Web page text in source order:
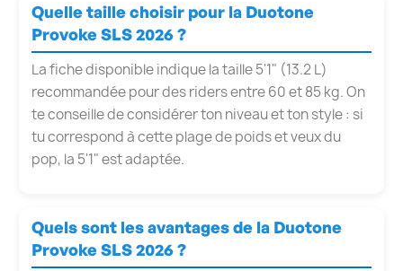
Quelle taille choisir pour la Duotone
Provoke SLS 2026 ?
La fiche disponible indique la taille 5'1" (13.2 L)
recommandée pour des riders entre 60 et 85 kg. On
te conseille de considérer ton niveau et ton style : si
tu correspond à cette plage de poids et veux du
pop, la 5'1" est adaptée.
Quels sont les avantages de la Duotone
Provoke SLS 2026 ?